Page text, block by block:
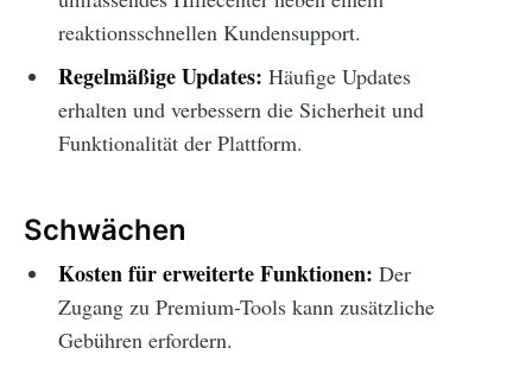
reaktionsschnellen Kundensupport.
Regelmäßige Updates: Häufige Updates
erhalten und verbessern die Sicherheit und
Funktionalität der Plattform.
Schwächen
Kosten für erweiterte Funktionen: Der
Zugang zu Premium-Tools kann zusätzliche
Gebühren erfordern.